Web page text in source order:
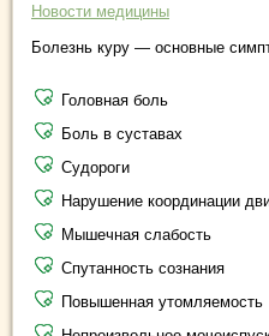
Новости медицины
Болезнь куру — основные
Головная боль
Боль в суставах
Судороги
Нарушение координации
Мышечная слабость
Спутанность сознания
Повышенная утомляемость